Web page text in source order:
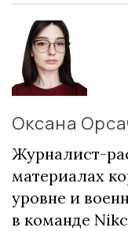
Оксана
Журналист-
материалах
уровне и
в команде